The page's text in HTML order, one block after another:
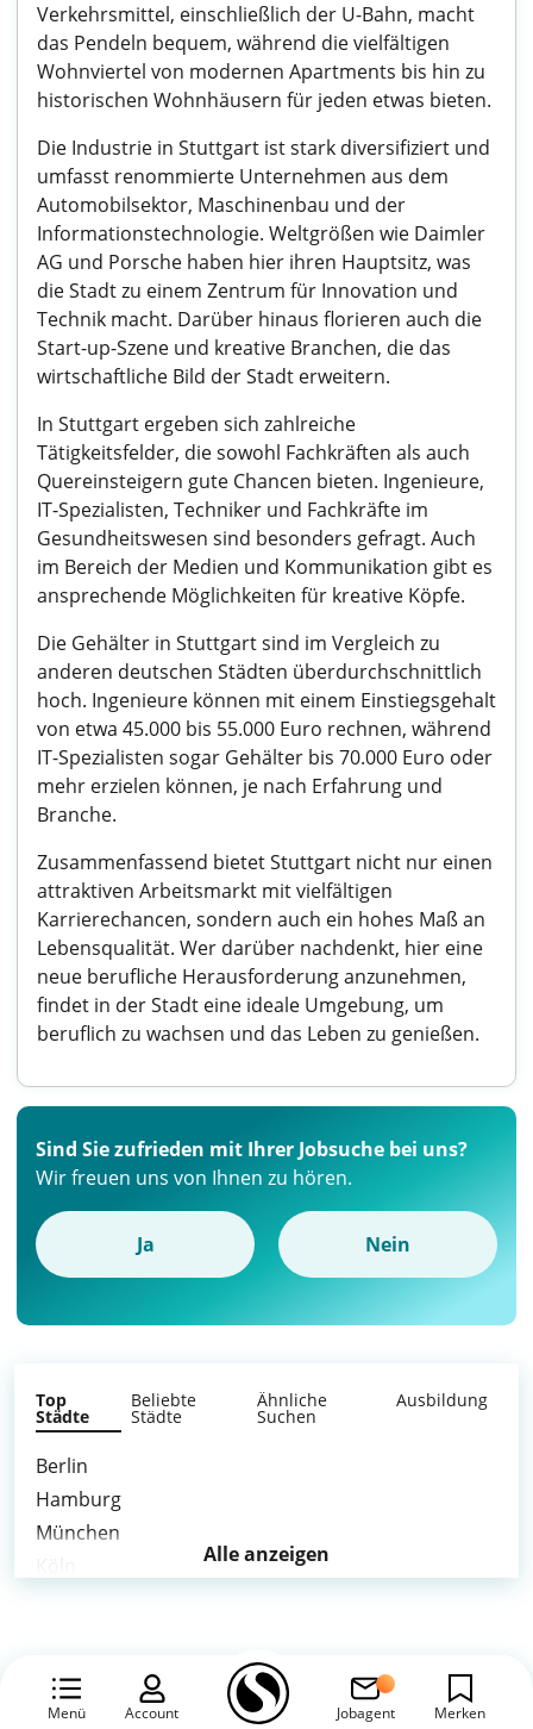
Verkehrsmittel, einschließlich der U-Bahn, macht
das Pendeln bequem, während die vielfältigen
Wohnviertel von modernen Apartments bis hin zu
historischen Wohnhäusern für jeden etwas bieten.
Die Industrie in Stuttgart ist stark diversifiziert und
umfasst renommierte Unternehmen aus dem
Automobilsektor, Maschinenbau und der
Informationstechnologie. Weltgrößen wie Daimler
AG und Porsche haben hier ihren Hauptsitz, was
die Stadt zu einem Zentrum für Innovation und
Technik macht. Darüber hinaus florieren auch die
Start-up-Szene und kreative Branchen, die das
wirtschaftliche Bild der Stadt erweitern.
In Stuttgart ergeben sich zahlreiche
Tätigkeitsfelder, die sowohl Fachkräften als auch
Quereinsteigern gute Chancen bieten. Ingenieure,
IT-Spezialisten, Techniker und Fachkräfte im
Gesundheitswesen sind besonders gefragt. Auch
im Bereich der Medien und Kommunikation gibt es
ansprechende Möglichkeiten für kreative Köpfe.
Die Gehälter in Stuttgart sind im Vergleich zu
anderen deutschen Städten überdurchschnittlich
hoch. Ingenieure können mit einem Einstiegsgehalt
von etwa 45.000 bis 55.000 Euro rechnen, während
IT-Spezialisten sogar Gehälter bis 70.000 Euro oder
mehr erzielen können, je nach Erfahrung und
Branche.
Zusammenfassend bietet Stuttgart nicht nur einen
attraktiven Arbeitsmarkt mit vielfältigen
Karrierechancen, sondern auch ein hohes Maß an
Lebensqualität. Wer darüber nachdenkt, hier eine
neue berufliche Herausforderung anzunehmen,
findet in der Stadt eine ideale Umgebung, um
beruflich zu wachsen und das Leben zu genießen.
Menü Account Jobagent Merken
Sind Sie zufrieden mit Ihrer Jobsuche bei uns?
Wir freuen uns von Ihnen zu hören.
Ja Nein
Top
Städte
Beliebte
Städte
Ähnliche
Suchen
Ausbildung
Berlin
Hamburg
München
Hannover
Alle anzeigen